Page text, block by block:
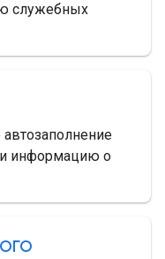
служебных
и информацию о